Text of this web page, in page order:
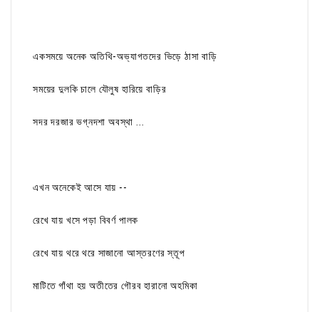
একসময়ে অনেক অতিথি-অভ্যাগতদের ভিড়ে ঠাসা বাড়ি
সময়ের দুলকি চালে যৌলুষ হারিয়ে বাড়ির
সদর দরজার ভগ্নদশা অবস্থা ...
এখন অনেকেই আসে যায় --
রেখে যায় খসে পড়া বিবর্ণ পালক
রেখে যায় থরে থরে সাজানো আস্তরণের স্তূপ
মাটিতে গাঁথা হয় অতীতের গৌরব হারানো অহমিকা